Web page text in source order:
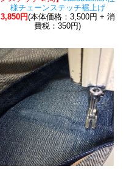
様チェーンステッチ裾上げ
3,850円(本体価格：3,500円 + 消
費税：350円)